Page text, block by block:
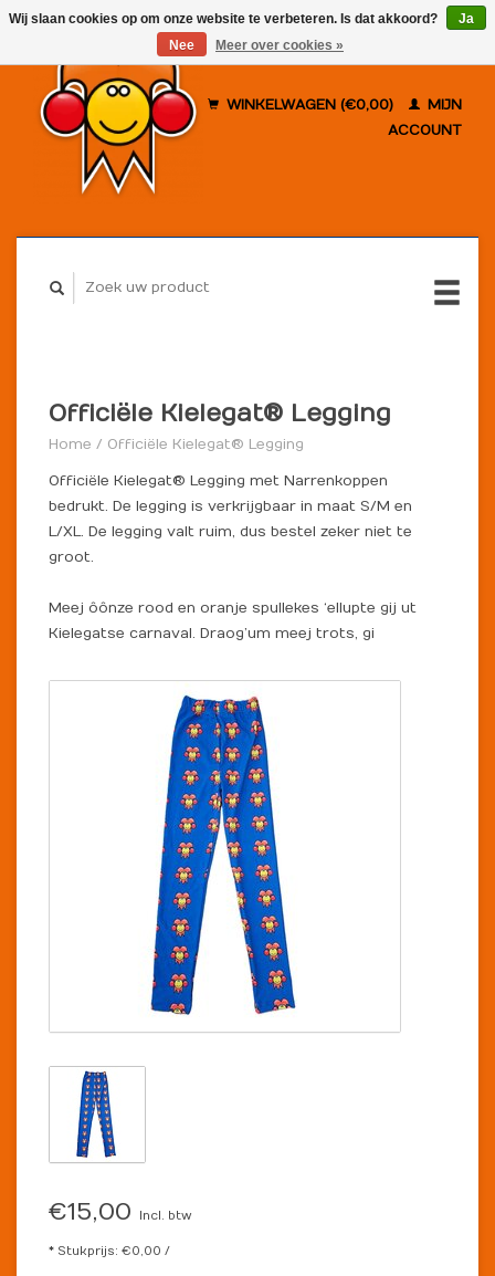
WINKELWAGEN (€0,00)
MIJN
ACCOUNT
Officiële Kielegat® Legging
Home / Officiële Kielegat® Legging
Officiële Kielegat® Legging met Narrenkoppen
bedrukt. De legging is verkrijgbaar in maat S/M en
L/XL. De legging valt ruim, dus bestel zeker niet te
groot.
Meej ôônze rood en oranje spullekes ‘ellupte gij ut
Kielegatse carnaval. Draog’um meej trots, gi
€15,00 Incl. btw
* Stukprijs: €0,00 /
Wij slaan cookies op om onze website te verbeteren. Is dat akkoord?
Ja
Nee
Meer over cookies »